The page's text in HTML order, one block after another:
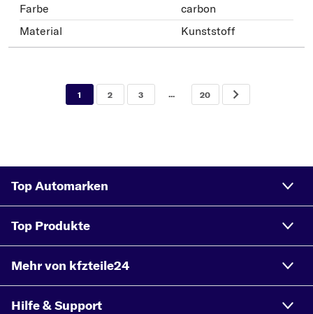
Farbe
carbon
Material
Kunststoff
1 2 3 ... 20
Top Automarken
Top Produkte
Mehr von kfzteile24
Hilfe & Support